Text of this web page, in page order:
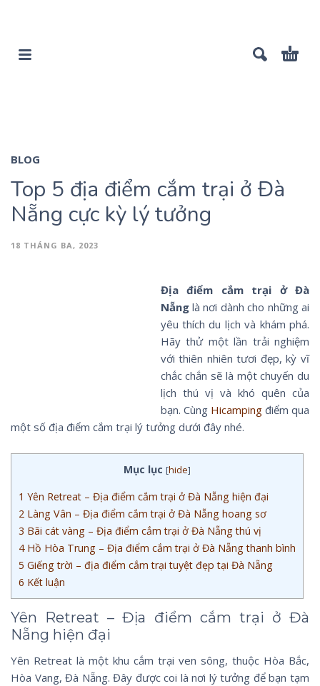
BLOG
Top 5 địa điểm cắm trại ở Đà
Nẵng cực kỳ lý tưởng
18 THÁNG BA, 2023
Địa điểm cắm trại ở Đà
Nẵnglà nơi dành cho những ai
yêu thích du lịch và khám phá.
Hãy thử một lần trải nghiệm
với thiên nhiên tươi đẹp, kỳ vĩ
chắc chắn sẽ là một chuyến du
lịch thú vị và khó quên của
bạn. Cùng Hicampingđiểm qua
một số địa điểm cắm trại lý tưởng dưới đây nhé.
Mục lục [hide]
1 Yên Retreat – Địa điểm cắm trại ở Đà Nẵng hiện đại
2 Làng Vân – Địa điểm cắm trại ở Đà Nẵng hoang sơ
3 Bãi cát vàng – Địa điểm cắm trại ở Đà Nẵng thú vị
4Hồ Hòa Trung – Địa điểm cắm trại ở Đà Nẵng thanh bình
5 Giếng trời – địa điểm cắm trại tuyệt đẹp tại Đà Nẵng
6 Kết luận
Yên Retreat – Địa điểm cắm trại ở Đà
Nẵng hiện đại
Yên Retreat là một khu cắm trại ven sông, thuộc Hòa Bắc,
Hòa Vang, Đà Nẵng. Đây được coi là nơi lý tưởng để bạn tạm